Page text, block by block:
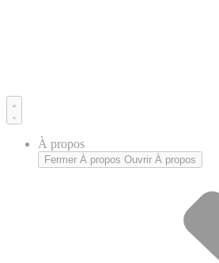
À propos
Fermer À propos Ouvrir À propos